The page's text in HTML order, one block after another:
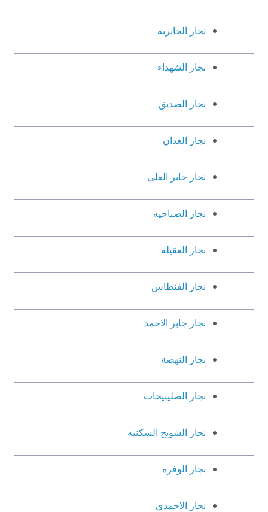
نجار الجابريه
نجار الشهداء
نجار الصديق
نجار العدان
نجار جابر العلي
نجار الصباحيه
نجار العقيله
نجار الفنطاس
نجار جابر الاحمد
نجار النهضة
نجار الصليبيخات
نجار الشويخ السكنيه
نجار الوفره
نجار الاحمدي